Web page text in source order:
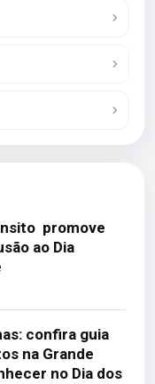
promove
ao Dia
confira guia
na Grande
no Dia dos